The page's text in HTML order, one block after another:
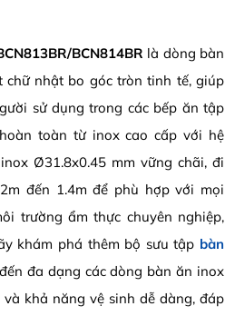
BCN814BR là dòng bàn
nhật bo góc tròn tinh tế, giúp
sử dụng trong các bếp ăn tập
toàn từ inox cao cấp với hệ
Ø31.8x0.45 mm vững chãi, đi
đến 1.4m để phù hợp với mọi
trường ẩm thực chuyên nghiệp,
khám phá thêm bộ sưu tập bàn
đa dạng các dòng bàn ăn inox
khả năng vệ sinh dễ dàng, đáp